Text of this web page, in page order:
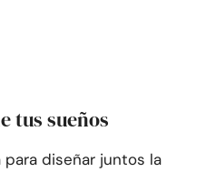
tus sueños
para diseñar juntos la